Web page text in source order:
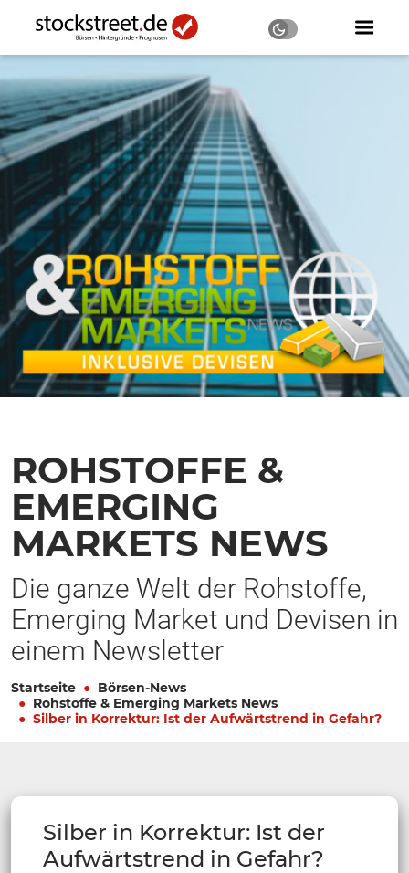
ROHSTOFFE &
EMERGING
MARKETS NEWS
Die ganze Welt der Rohstoffe,
Emerging Market und Devisen in
einem Newsletter
Startseite
Börsen-News
Rohstoffe & Emerging Markets News
Silber in Korrektur: Ist der Aufwärtstrend in Gefahr?
Silber in Korrektur: Ist der
Aufwärtstrend in Gefahr?